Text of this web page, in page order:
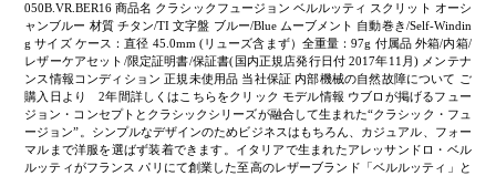
050B.VR.BER16 商品名 クラシックフュージョン ベルルッティ スクリット オーシ
ャンブルー 材質 チタン/TI 文字盤 ブルー/Blue ムーブメント 自動巻き/Self-Windin
g サイズ ケース：直径 45.0mm (リューズ含まず）全重量：97g 付属品 外箱/内箱/
レザーケアセット/限定証明書/保証書(国内正規店発行日付 2017年11月) メンテナ
ンス情報コンディション 正規未使用品 当社保証 内部機械の自然故障について ご
購入日より 2年間詳しくはこちらをクリック モデル情報 ウブロが掲げるフュー
ジョン・コンセプトとクラシックシリーズが融合して生まれた“クラシック・フュ
ージョン”。シンプルなデザインのためビジネスはもちろん、カジュアル、フォー
マルまで洋服を選ばず装着できます。イタリアで生まれたアレッサンドロ・ベル
ルッティがフランス パリにて創業した至高のレザーブランド「ベルルッティ」と